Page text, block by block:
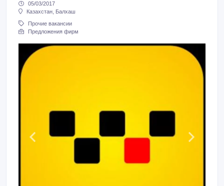
05/03/2017
Казахстан, Балхаш
Прочие вакансии
Предложения фирм